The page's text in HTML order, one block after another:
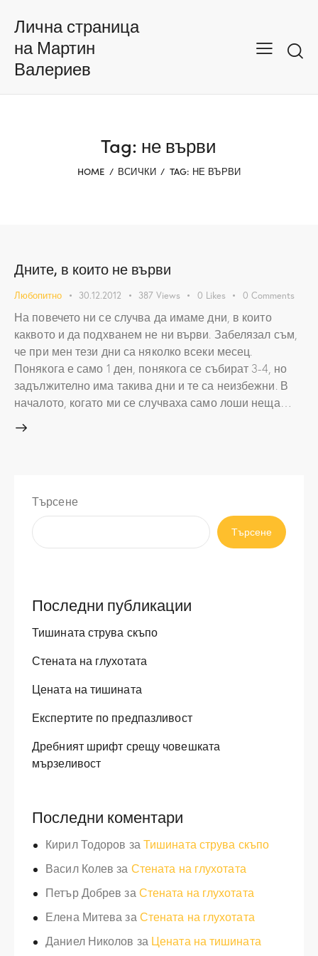
Лична страница
на Мартин
Валериев
Tag: не върви
HOME ВСИЧКИ TAG: НЕ ВЪРВИ
Дните, в които не върви
Любопитно 30.12.2012 387 Views 0 Likes 0 Comments
На повечето ни се случва да имаме дни, в които
каквото и да подхванем не ни върви. Забелязал съм,
че при мен тези дни са няколко всеки месец.
Понякога е само 1 ден, понякога се събират 3-4, но
задължително има такива дни и те са неизбежни. В
началото, когато ми се случваха само лоши неща…
Търсене
Търсене
Последни публикации
Тишината струва скъпо
Стената на глухотата
Цената на тишината
Експертите по предпазливост
Дребният шрифт срещу човешката
мързеливост
Последни коментари
Кирил Тодоров заТишината струва скъпо
Васил Колев за Стената на глухотата
Петър Добрев заСтената на глухотата
Елена МитевазаСтената на глухотата
Даниел Николов за Цената на тишината